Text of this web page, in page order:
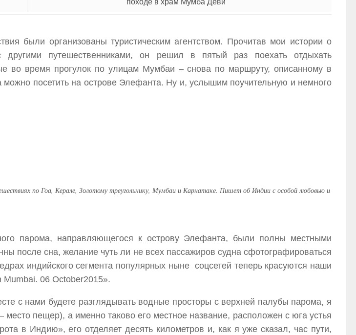
походе в храм Мумба Деви
были организованы туристическим агентством. Прочитав мои истории о
путешественниками, он решил в пятый раз поехать отдыхать
во время прогулок по улицам Мумбаи – снова по маршруту, описанному в
посетить на острове Элефанта. Ну и, услышим поучительную и немного
по Гоа, Керале, Золотому треугольнику, Мумбаи и Карнатаке. Пишет об Индии с особой любовью и
парома, направляющегося к острову Элефанта, были полны местными
после сна, желание чуть ли не всех пассажиров судна сфотографироваться
индийского сегмента популярных ныне соцсетей теперь красуются наши
Mumbai. 06 October2015».
с нами будете разглядывать водные просторы с верхней палубы парома, я
пещер), а именно таково его местное название, расположен с юга устья
в Индию», его отделяет десять километров и, как я уже сказал, час пути,